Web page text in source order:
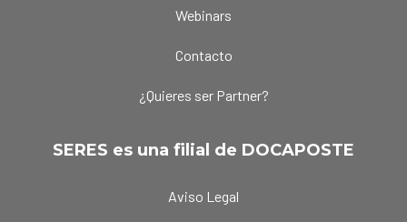
Webinars
Contacto
¿Quieres ser Partner?
SERES es una filial de DOCAPOSTE
Aviso Legal